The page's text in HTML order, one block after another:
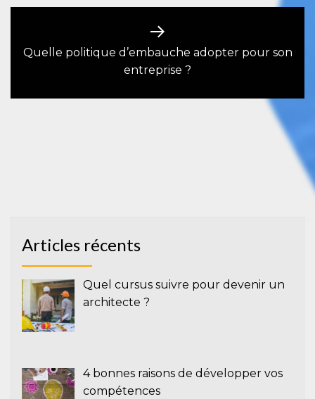
Next
post:
Quelle politique d’embauche adopter pour son
entreprise ?
Articles récents
Quel cursus suivre pour devenir un
architecte ?
4 bonnes raisons de développer vos
compétences